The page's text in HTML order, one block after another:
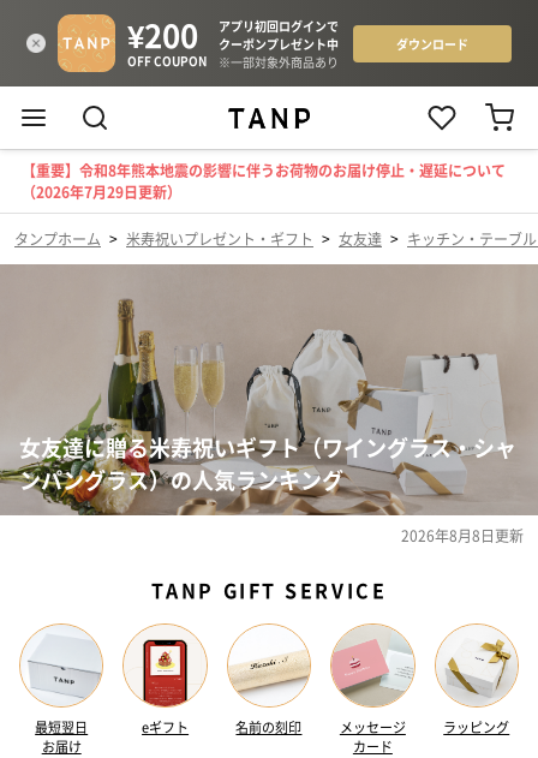
【重要】令和8年熊本地震の影響に伴うお荷物のお届け停止・遅延について
（2026年7月29日更新）
タンプホーム > 米寿祝いプレゼント・ギフト > 女友達 > キッチン・テーブ
女友達に贈る米寿祝いギフト（ワイングラス・シャ
ンパングラス）の人気ランキング
2026年8月8日更新
TANP GIFT SERVICE
最短翌日
お届け
eギフト 名前の刻印
メッセージ
カード
ラッピング